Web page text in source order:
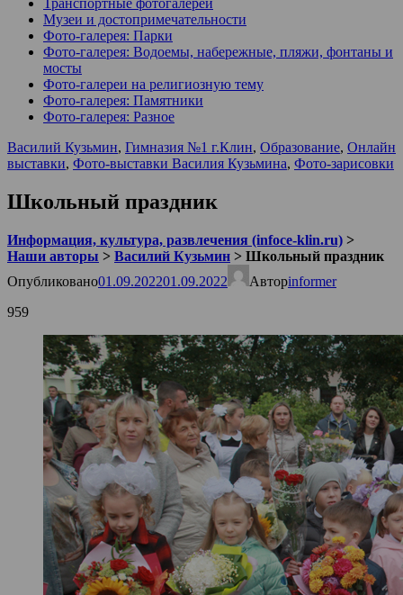
Транспортные фотогалереи
Музеи и достопримечательности
Фото-галерея: Парки
Фото-галерея: Водоемы, набережные, пляжи, фонтаны и
мосты
Фото-галереи на религиозную тему
Фото-галерея: Памятники
Фото-галерея: Разное
Василий Кузьмин, Гимназия №1 г.Клин, Образование, Онлайн
выставки, Фото-выставки Василия Кузьмина, Фото-зарисовки
Школьный праздник
Информация, культура, развлечения (infoce-klin.ru) >
Наши авторы > Василий Кузьмин > Школьный праздник
Опубликовано01.09.202201.09.2022 Авторinformer
959